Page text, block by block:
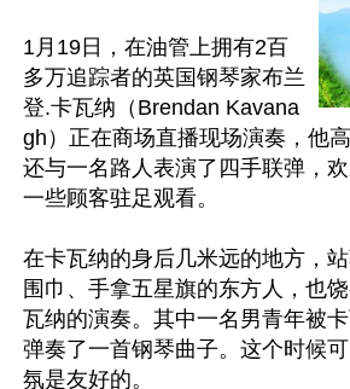
1月19日，在油管上拥有2百
多万追踪者的英国钢琴家布兰
登.卡瓦纳（Brendan Kavana
gh）正在商场直播现场演奏，他
还与一名路人表演了四手联弹，
一些顾客驻足观看。
在卡瓦纳的身后几米远的地方，
围巾、手拿五星旗的东方人，也
瓦纳的演奏。其中一名男青年被
弹奏了一首钢琴曲子。这个时候
氛是友好的。